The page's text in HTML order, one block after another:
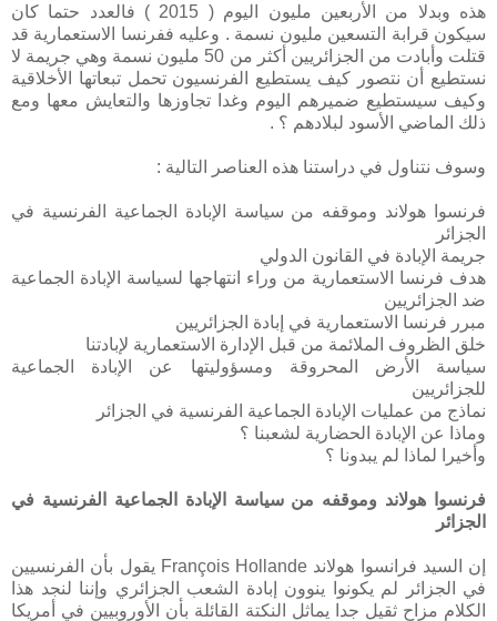
هذه وبدلا من الأربعين مليون اليوم ( 2015 ) فالعدد حتما كان
سيكون قرابة التسعين مليون نسمة . وعليه ففرنسا الاستعمارية قد
قتلت وأبادت من الجزائريين أكثر من 50 مليون نسمة وهي جريمة لا
نستطيع أن نتصور كيف يستطيع الفرنسيون تحمل تبعاتها الأخلاقية
وكيف سيستطيع ضميرهم اليوم وغدا تجاوزها والتعايش معها ومع
ذلك الماضي الأسود لبلادهم ؟ .
وسوف نتناول في دراستنا هذه العناصر التالية :
فرنسوا هولاند وموقفه من سياسة الإبادة الجماعية الفرنسية في
الجزائر
جريمة الإبادة في القانون الدولي
هدف فرنسا الاستعمارية من وراء انتهاجها لسياسة الإبادة الجماعية
ضد الجزائريين
مبرر فرنسا الاستعمارية في إبادة الجزائريين
خلق الظروف الملائمة من قبل الإدارة الاستعمارية لإبادتنا
سياسة الأرض المحروقة ومسؤوليتها عن الإبادة الجماعية
للجزائريين
نماذج من عمليات الإبادة الجماعية الفرنسية في الجزائر
وماذا عن الإبادة الحضارية لشعبنا ؟
وأخيرا لماذا لم يبدونا ؟
فرنسوا هولاند وموقفه من سياسة الإبادة الجماعية الفرنسية في
الجزائر
إن السيد فرانسوا هولاند François Hollande يقول بأن الفرنسيين
في الجزائر لم يكونوا ينوون إبادة الشعب الجزائري وإننا لنجد هذا
الكلام مزاح ثقيل جدا يماثل النكتة القائلة بأن الأوروبيين في أمريكا